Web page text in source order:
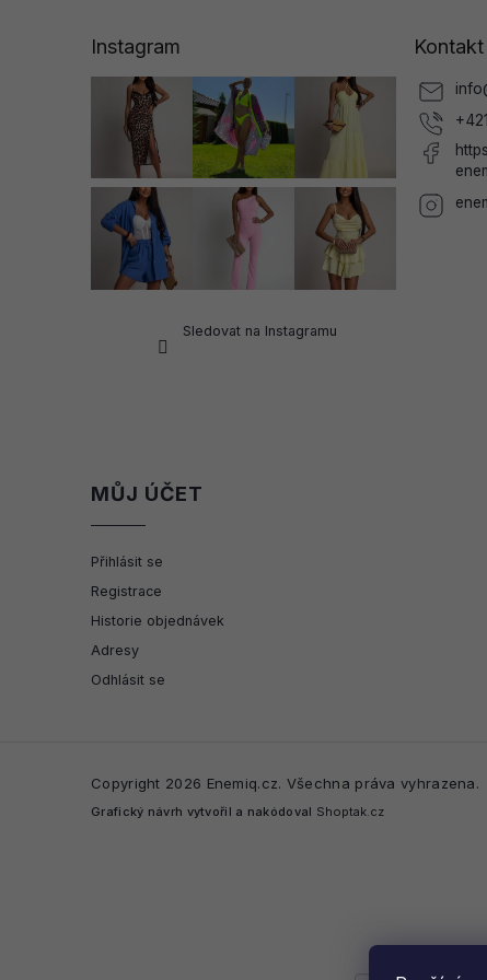
Instagram
Sledovat na Instagramu
Kontakt
info
MŮJ ÚČET
Přihlásit se
Registrace
Historie objednávek
Adresy
Odhlásit se
Copyright 2026 Enemiq.cz. Všechna práva vyhrazena.
Grafický návrh vytvořil a nakódoval Shoptak.cz